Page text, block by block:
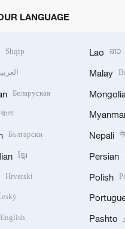
LANGUAGE
Shqip
Беларуская
বাংলা
Български
ខ្មែរ
Hrvatski
English
Lao ລາວ
Malay
Nepali
Persian
Polish
Pashto